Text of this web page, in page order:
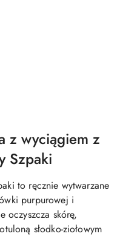
z wyciągiem z
Szpaki
to ręcznie wytwarzane
purpurowej i
oczyszcza skórę,
słodko-ziołowym